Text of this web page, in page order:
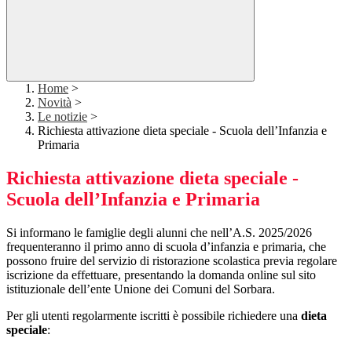
Home >
Novità >
Le notizie >
Richiesta attivazione dieta speciale - Scuola dell’Infanzia e
Primaria
Richiesta attivazione dieta speciale -
Scuola dell’Infanzia e Primaria
Si informano le famiglie degli alunni che nell’A.S. 2025/2026
frequenteranno il primo anno di scuola d’infanzia e primaria, che
possono fruire del servizio di ristorazione scolastica previa regolare
iscrizione da effettuare, presentando la domanda online sul sito
istituzionale dell’ente Unione dei Comuni del Sorbara.
Per gli utenti regolarmente iscritti è possibile richiedere una dieta
speciale: